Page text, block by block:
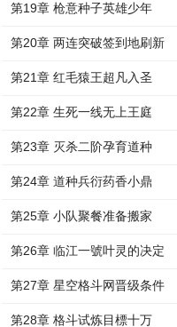
第19章 枪意种子英雄少年
第20章 两连突破签到地刷新
第21章 红毛猿王超凡入圣
第22章 生死一线无上王庭
第23章 灭杀二阶孕育道种
第24章 道种兵衍药香小鼎
第25章 小队聚餐准备搬家
第26章 临江一號叶灵的决定
第27章 星空格斗网晋级条件
第28章 格斗试炼目標十万